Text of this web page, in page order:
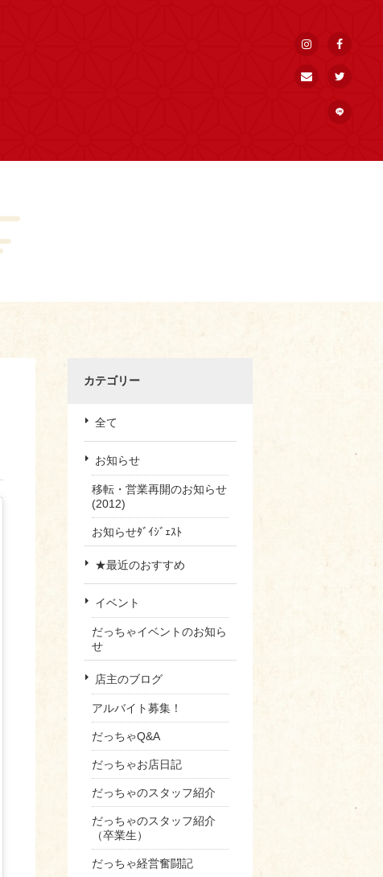
カテゴリー
全て
お知らせ
移転・営業再開のお知らせ
(2012)
お知らせﾀﾞｲｼﾞｪｽﾄ
★最近のおすすめ
イベント
だっちゃイベントのお知ら
せ
店主のブログ
アルバイト募集！
だっちゃQ&A
だっちゃお店日記
だっちゃのスタッフ紹介
だっちゃのスタッフ紹介
（卒業生）
だっちゃ経営奮闘記